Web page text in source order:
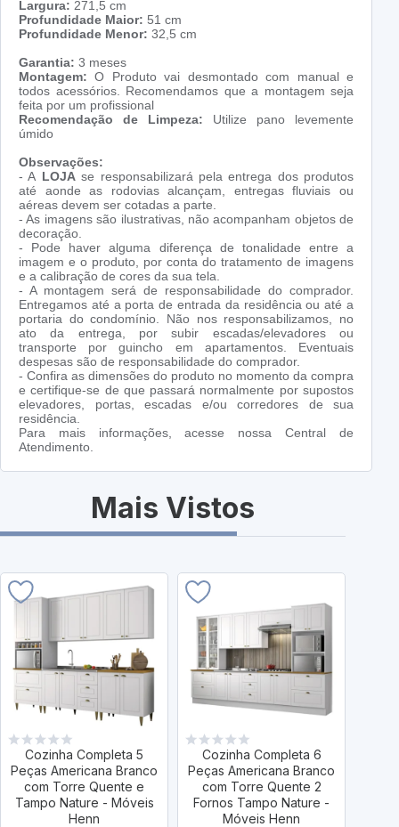
Largura: 271,5 cm
Profundidade Maior: 51 cm
Profundidade Menor: 32,5 cm
Garantia: 3 meses
Montagem: O Produto vai desmontado com manual e
todos acessórios. Recomendamos que a montagem seja
feita por um profissional
Recomendação de Limpeza: Utilize pano levemente
úmido
Observações:
- A LOJAse responsabilizará pela entrega dos produtos
até aonde as rodovias alcançam, entregas fluviais ou
aéreas devem ser cotadas a parte.
- As imagens são ilustrativas, não acompanham objetos de
decoração.
- Pode haver alguma diferença de tonalidade entre a
imagem e o produto, por conta do tratamento de imagens
e a calibração de cores da sua tela.
- A montagem será de responsabilidade do comprador.
Entregamos até a porta de entrada da residência ou até a
portaria do condomínio. Não nos responsabilizamos, no
ato da entrega, por subir escadas/elevadores ou
transporte por guincho em apartamentos. Eventuais
despesas são de responsabilidade do comprador.
- Confira as dimensões do produto no momento da compra
e certifique-se de que passará normalmente por supostos
elevadores, portas, escadas e/ou corredores de sua
residência.
Para mais informações, acesse nossa Central de
Atendimento.
Mais Vistos
Cozinha Completa 5
Peças Americana Branco
com Torre Quente e
Tampo Nature - Móveis
Henn
Cozinha Completa 6
Peças Americana Branco
com Torre Quente 2
Fornos Tampo Nature -
Móveis Henn